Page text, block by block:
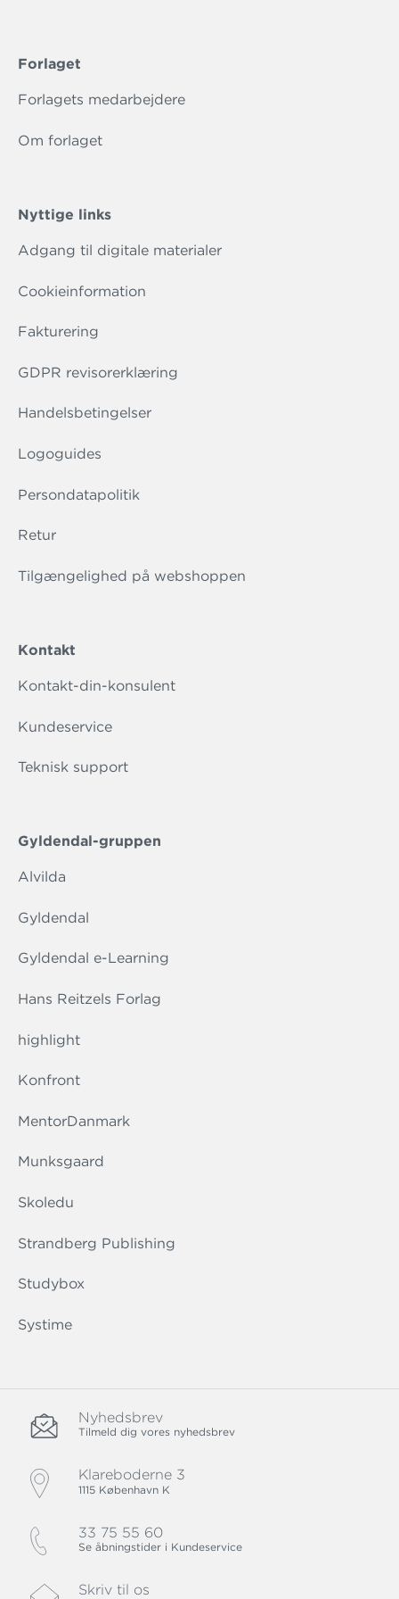
Forlaget
Forlagets medarbejdere
Om forlaget
Nyttige links
Adgang til digitale materialer
Cookieinformation
Fakturering
GDPR revisorerklæring
Handelsbetingelser
Logoguides
Persondatapolitik
Retur
Tilgængelighed på webshoppen
Kontakt
Kontakt-din-konsulent
Kundeservice
Teknisk support
Gyldendal-gruppen
Alvilda
Gyldendal
Gyldendal e-Learning
Hans Reitzels Forlag
highlight
Konfront
MentorDanmark
Munksgaard
Skoledu
Strandberg Publishing
Studybox
Systime
Nyhedsbrev
Tilmeld dig vores nyhedsbrev
Klareboderne 3
1115 København K
33 75 55 60
Se åbningstider i Kundeservice
Skriv til os